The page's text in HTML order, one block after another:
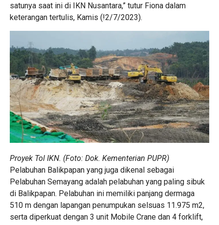
satunya saat ini di IKN Nusantara,” tutur Fiona dalam
keterangan tertulis, Kamis (!2/7/2023).
Proyek Tol IKN. (Foto: Dok. Kementerian PUPR)
Pelabuhan Balikpapan yang juga dikenal sebagai
Pelabuhan Semayang adalah pelabuhan yang paling sibuk
di Balikpapan. Pelabuhan ini memiliki panjang dermaga
510 m dengan lapangan penumpukan selsuas 11.975 m2,
serta diperkuat dengan 3 unit Mobile Crane dan 4 forklift,